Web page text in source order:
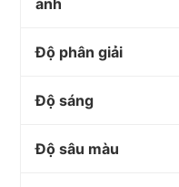
ảnh
Độ phân giải
Độ sáng
Độ sâu màu